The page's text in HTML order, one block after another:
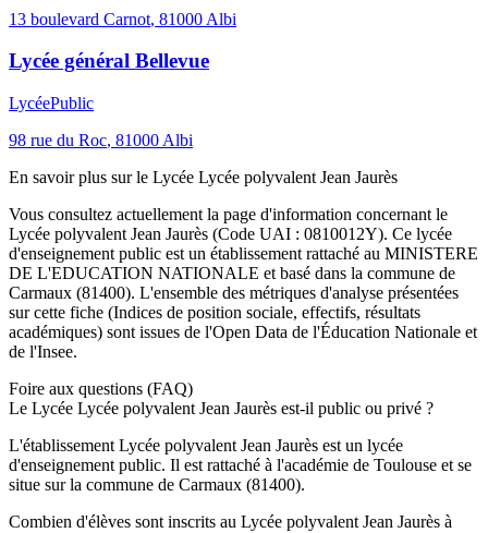
13 boulevard Carnot, 81000 Albi
Lycée général Bellevue
LycéePublic
98 rue du Roc, 81000 Albi
En savoir plus sur le Lycée Lycée polyvalent Jean Jaurès
Vous consultez actuellement la page d'information concernant le
Lycée polyvalent Jean Jaurès (Code UAI : 0810012Y). Ce lycée
d'enseignement public est un établissement rattaché au MINISTERE
DE L'EDUCATION NATIONALE et basé dans la commune de
Carmaux (81400). L'ensemble des métriques d'analyse présentées
sur cette fiche (Indices de position sociale, effectifs, résultats
académiques) sont issues de l'Open Data de l'Éducation Nationale et
de l'Insee.
Foire aux questions (FAQ)
Le Lycée Lycée polyvalent Jean Jaurès est-il public ou privé ?
L'établissement Lycée polyvalent Jean Jaurès est un lycée
d'enseignement public. Il est rattaché à l'académie de Toulouse et se
situe sur la commune de Carmaux (81400).
Combien d'élèves sont inscrits au Lycée polyvalent Jean Jaurès à